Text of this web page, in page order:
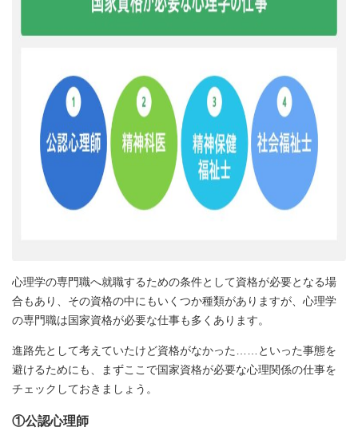
心理学の専門職へ就職するための条件として資格が必要となる場
合もあり、その資格の中にもいくつか種類がありますが、心理学
の専門職は国家資格が必要な仕事も多くあります。
進路先として考えていたけど資格がなかった……といった事態を
避けるためにも、まずここで国家資格が必要な心理関係の仕事を
チェックしておきましょう。
①公認心理師